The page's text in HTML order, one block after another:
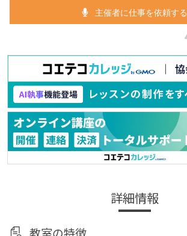
主催者に仕事を依頼する
詳細情報